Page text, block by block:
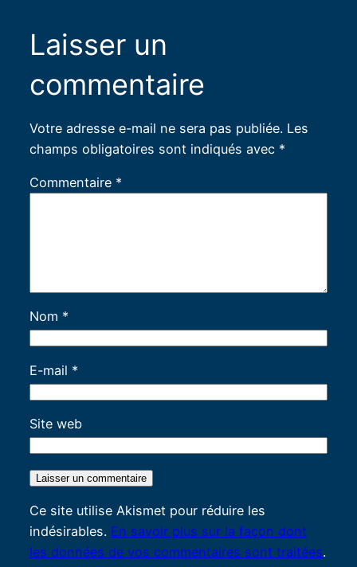
Laisser un
commentaire
Votre adresse e-mail ne sera pas publiée. Les
champs obligatoires sont indiqués avec *
Commentaire *
Nom *
E-mail *
Site web
Ce site utilise Akismet pour réduire les
indésirables. En savoir plus sur la façon dont
les données de vos commentaires sont traitées.